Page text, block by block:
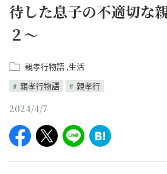
待した息子の不適切な
２〜
親孝行物語 生活
親孝行物語
親孝行
2024/4/7